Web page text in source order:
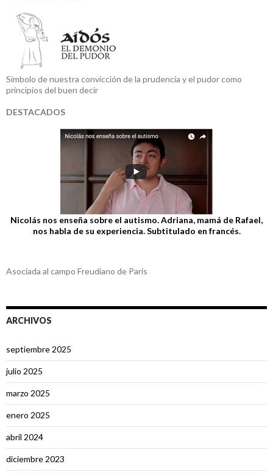
Símbolo de nuestra convicción de la prudencia y el pudor como
principios del buen decir
DESTACADOS
Nicolás nos enseña sobre el autismo. Adriana, mamá de Rafael,
nos habla de su experiencia. Subtitulado en francés.
Asociada al campo Freudiano de Paris
ARCHIVOS
septiembre 2025
julio 2025
marzo 2025
enero 2025
abril 2024
diciembre 2023